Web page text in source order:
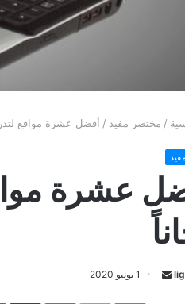
/ مختصر مفيد / أفضل عشرة مواقع
عشرة
1 يونيو 2020